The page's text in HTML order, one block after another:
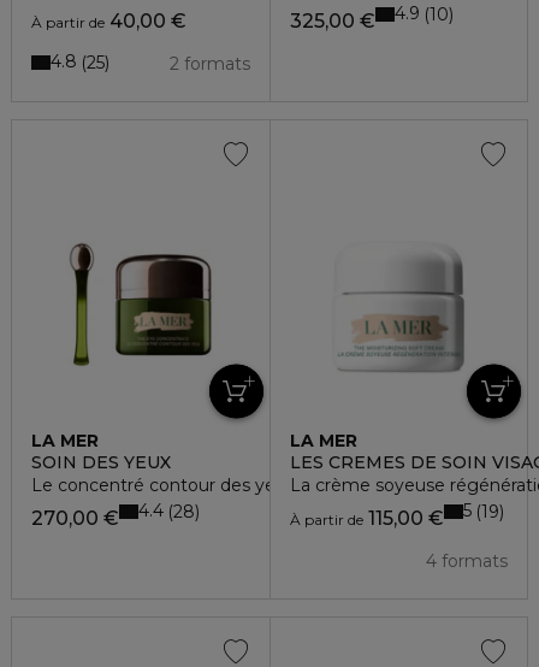
À partir de 40,00 €
2 formats
4.8 25
325,00 € 4.9 10
LA MER
SOIN DES YEUX
Le concentré contour des yeux
270,00 € 4.4 28
LA MER
LES CREMES DE SOIN
La crème soyeuse
À partir de115,00 €
4 formats
5 19